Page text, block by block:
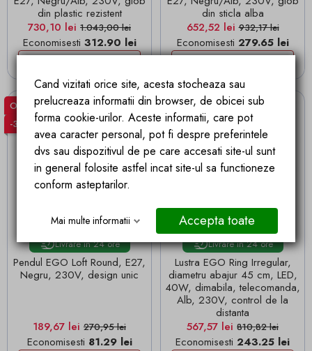
din plastic rezistent
Pret
730,10 lei Pret de baza
1.043,00 lei
Economisesti 312.90 lei
din sticla alba
Pret
652,52 leiPret de baza
932,17 lei
Economisesti 279.65 lei
Outlet
-30%
Livrare in 24 ore
Pendul EGO Loft Round, E27,
Negru, 230V, design unic
Pret
189,67 lei Pret de baza
270,95 lei
Economisesti 81.29 lei
Outlet
-30%
Livrare in 24 ore
Lustra EGO Ring Irregular,
diametru abajur 45 cm, LED,
40W, dimabila, telecomanda,
Alb, 230V, control de la
distanta
Pret
567,57 lei Pret de baza
810,82 lei
Economisesti 243.25 lei
Cand vizitati orice site, acesta stocheaza sau
prelucreaza informatii din browser, de obicei sub
forma cookie-urilor. Aceste informatii, care pot
avea caracter personal, pot fi despre preferintele
dvs sau dispozitivul de pe care accesati site-ul sunt
in general folosite astfel incat site-ul sa functioneze
conform asteptarilor.
Mai multe informatii Accepta toate